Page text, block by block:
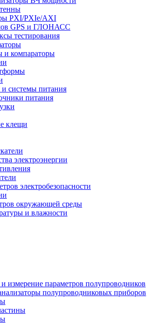
PXI/PXIe/AXI
GPS и ГЛОНАСС
тестирования
и компараторы
системы питания
питания
клещи
электроэнергии
электробезопасности
окружающей среды
и влажности
измерение параметров полупроводников
полупроводниковых приборов